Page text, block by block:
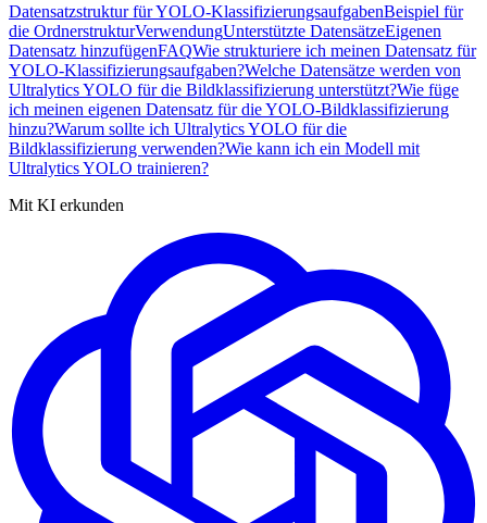
Datensatzstruktur für YOLO-KlassifizierungsaufgabenBeispiel für
die OrdnerstrukturVerwendungUnterstützte DatensätzeEigenen
Datensatz hinzufügenFAQWie strukturiere ich meinen Datensatz für
YOLO-Klassifizierungsaufgaben?Welche Datensätze werden von
Ultralytics YOLO für die Bildklassifizierung unterstützt?Wie füge
ich meinen eigenen Datensatz für die YOLO-Bildklassifizierung
hinzu?Warum sollte ich Ultralytics YOLO für die
Bildklassifizierung verwenden?Wie kann ich ein Modell mit
Ultralytics YOLO trainieren?
Mit KI erkunden